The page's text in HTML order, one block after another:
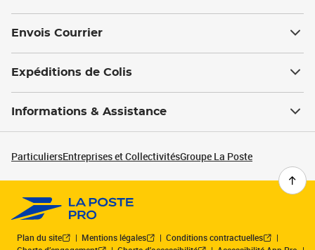
Envois Courrier
Expéditions de Colis
Informations & Assistance
ParticuliersEntreprises et CollectivitésGroupe La Poste
Plan du site Mentions légales
Conditions contractuelles